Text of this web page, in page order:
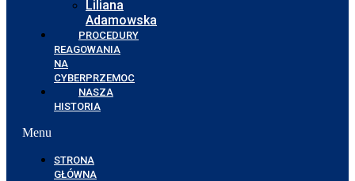
Liliana
Adamowska
PROCEDURY
REAGOWANIA
NA
CYBERPRZEMOC
NASZA
HISTORIA
Menu
STRONA
GŁÓWNA